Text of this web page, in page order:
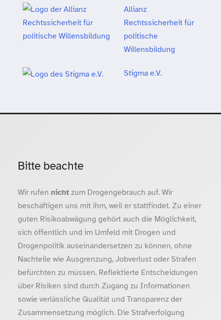
Allianz
Rechtssicherheit für
politische
Willensbildung
Stigma e.V.
Bitte beachte
Wir rufen nichtzum Drogengebrauch auf. Wir
beschäftigen uns mit ihm, weil er stattfindet. Zu einer
guten Risikoabwägung gehört auch die Möglichkeit,
sich öffentlich und im Umfeld mit Drogen und
Drogenpolitik auseinandersetzen zu können, ohne
Nachteile wie Ausgrenzung, Jobverlust oder Strafen
befürchten zu müssen. Reflektierte Entscheidungen
über Risiken sind durch Zugang zu Informationen
sowie verlässliche Qualität und Transparenz der
Zusammensetzung möglich. Die Strafverfolgung